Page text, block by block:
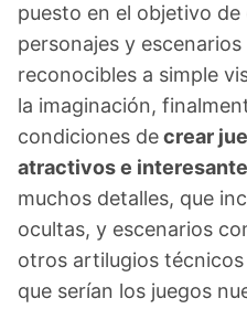
puesto en el objetivo
personajes y
reconocibles a simple
la imaginación,
condiciones decrear
atractivos e
muchos detalles, que
ocultas, y escenarios
otros artilugios
que serían los juegos